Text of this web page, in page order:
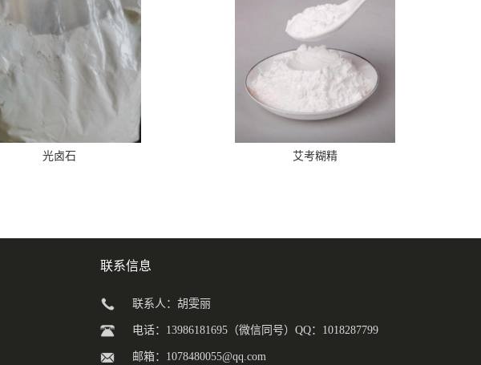
光卤石 艾考糊精
联系信息
联系人：胡雯丽
电话：13986181695（微信同号）QQ：1018287799
邮箱： 1078480055@qq.com